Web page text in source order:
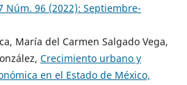
Núm. 96 (2022): Septiembre-
María del Carmen Salgado Vega,
Crecimiento urbano y
en el Estado de México,